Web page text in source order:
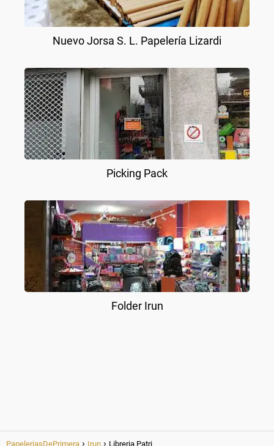
Nuevo Jorsa S. L. Papelería Lizardi
Picking Pack
Folder Irun
PapeleriasDePrimera Irun Libreria Patri